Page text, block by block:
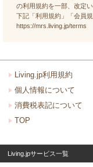
の利用規約を一部、改定い
下記「利用規約」「会員
https://mrs.living.jp/terms
Living.jp利用規約
個人情報について
消費税表記について
TOP
Living.jpサービス一覧